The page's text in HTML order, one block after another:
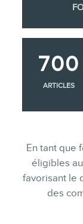
700
ARTICLES
En tant que
éligibles
favorisant le
des